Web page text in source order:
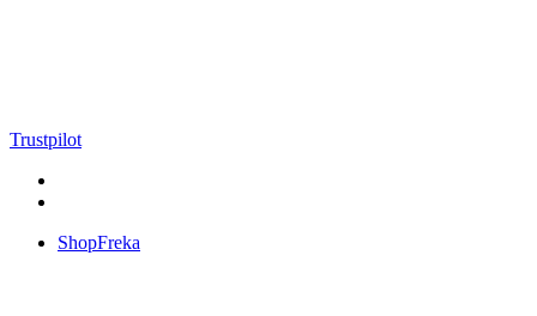
Trustpilot
ShopFreka